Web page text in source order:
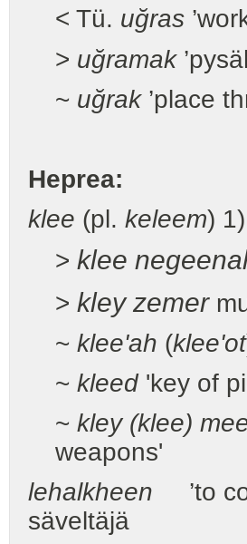
< Tü. uğras
> uğramak
~ uğrak’place
Heprea:
klee (pl. keleem)
> klee negeena
> kley zemer
~ klee'ah (klee'ot
~ kleed'key of
~ kley (klee)
weapons'
lehalkheen ’to
säveltäjä